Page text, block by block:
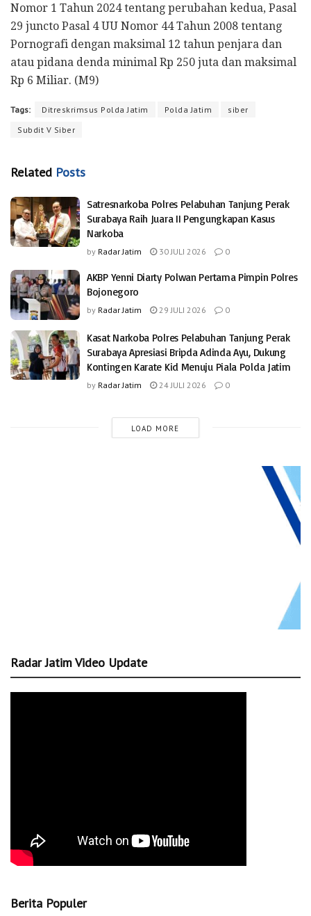
Nomor 1 Tahun 2024 tentang perubahan kedua, Pasal
29 juncto Pasal 4 UU Nomor 44 Tahun 2008 tentang
Pornografi dengan maksimal 12 tahun penjara dan
atau pidana denda minimal Rp 250 juta dan maksimal
Rp 6 Miliar. (M9)
Tags: Ditreskrimsus Polda Jatim Polda Jatim
siber
Subdit V Siber
Related Posts
Satresnarkoba Polres Pelabuhan Tanjung Perak
Surabaya Raih Juara II Pengungkapan Kasus
Narkoba
by Radar Jatim 30 JULI 2026 0
AKBP Yenni Diarty Polwan Pertama Pimpin Polres
Bojonegoro
by Radar Jatim 29 JULI 2026 0
Kasat Narkoba Polres Pelabuhan Tanjung Perak
Surabaya Apresiasi Bripda Adinda Ayu, Dukung
Kontingen Karate Kid Menuju Piala Polda Jatim
by Radar Jatim 24 JULI 2026 0
LOAD MORE
Radar Jatim Video Update
Berita Populer